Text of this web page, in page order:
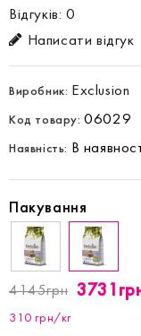
Відгуків: 0
Написати відгук
Виробник: Exclusion
Код товару:06029
Наявність: В
Пакування
4145грн
310 грн/кг